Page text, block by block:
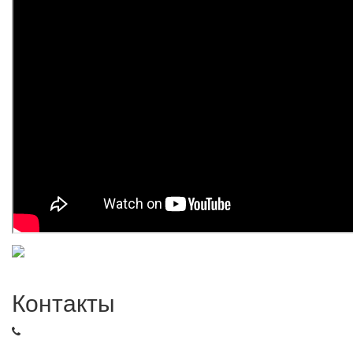
Контакты